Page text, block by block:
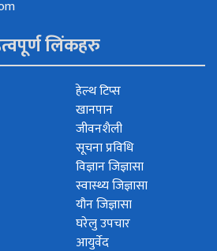
लिंकहरु
हेल्थ टिप्स
खानपान
जीवनशैली
सूचना प्रविधि
विज्ञान जिज्ञासा
स्वास्थ्य जिज्ञासा
यौन जिज्ञासा
घरेलु उपचार
आयुर्वेद